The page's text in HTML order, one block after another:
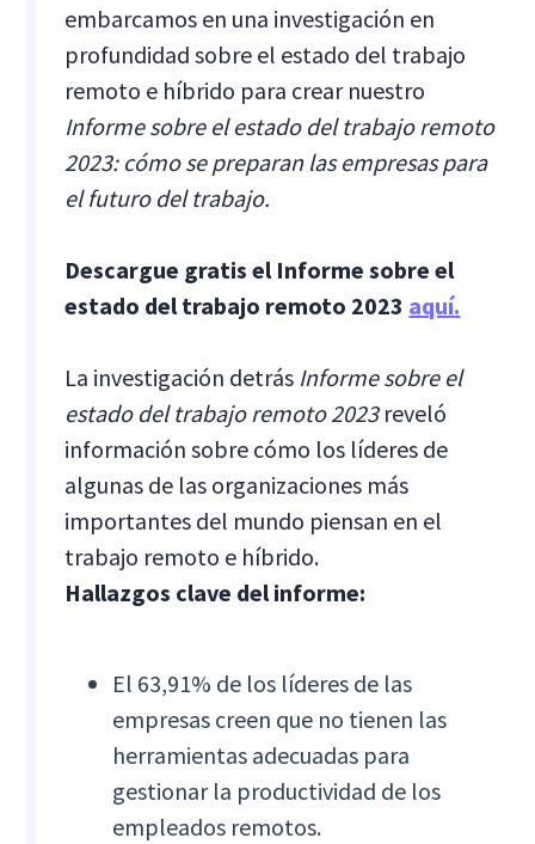
embarcamos en una investigación en
profundidad sobre el estado del trabajo
remoto e híbrido para crear nuestro
Informe sobre el estado del trabajo remoto
2023: cómo se preparan las empresas para
el futuro del trabajo.
Descargue gratis el Informe sobre el
estado del trabajo remoto 2023 aquí.
La investigación detrás Informe sobre el
estado del trabajo remoto 2023reveló
información sobre cómo los líderes de
algunas de las organizaciones más
importantes del mundo piensan en el
trabajo remoto e híbrido.
Hallazgos clave del informe:
El 63,91% de los líderes de las
empresas creen que no tienen las
herramientas adecuadas para
gestionar la productividad de los
empleados remotos.